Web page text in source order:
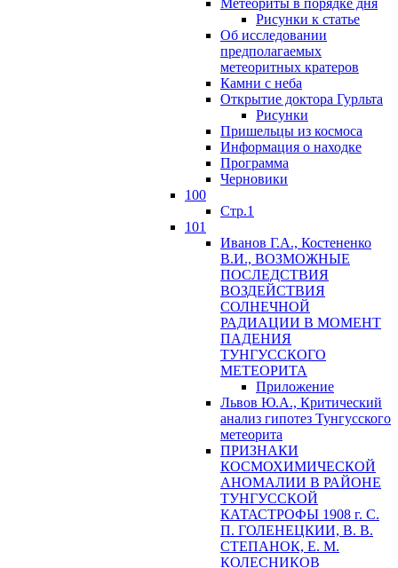
Метеориты в порядке дня
Рисунки к статье
Об исследовании
предполагаемых
метеоритных кратеров
Камни с неба
Открытие доктора Гурльта
Рисунки
Пришельцы из космоса
Информация о находке
Программа
Черновики
100
Стр.1
101
Иванов Г.А., Костененко
В.И., ВОЗМОЖНЫЕ
ПОСЛЕДСТВИЯ
ВОЗДЕЙСТВИЯ
СОЛНЕЧНОЙ
РАДИАЦИИ В МОМЕНТ
ПАДЕНИЯ
ТУНГУССКОГО
MЕТЕОРИТА
Приложение
Львов Ю.A., Критический
анализ гипотез Тунгусского
метеорита
ПРИЗНАКИ
КОСМОХИМИЧЕСКОЙ
АНОМАЛИИ В РАЙОНЕ
ТУНГУССКОЙ
КАТАСТРОФЫ 1908 г. С.
П. ГОЛЕНЕЦКИИ, В. В.
СТЕПАНОК, Е. М.
КОЛЕСНИКОВ